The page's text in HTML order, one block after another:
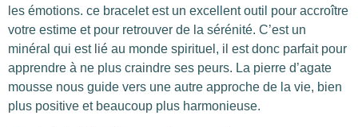
les émotions. ce bracelet est un excellent outil pour accroître
votre estime et pour retrouver de la sérénité. C’est un
minéral qui est lié au monde spirituel, il est donc parfait pour
apprendre à ne plus craindre ses peurs. La pierre d’agate
mousse nous guide vers une autre approche de la vie, bien
plus positive et beaucoup plus harmonieuse.